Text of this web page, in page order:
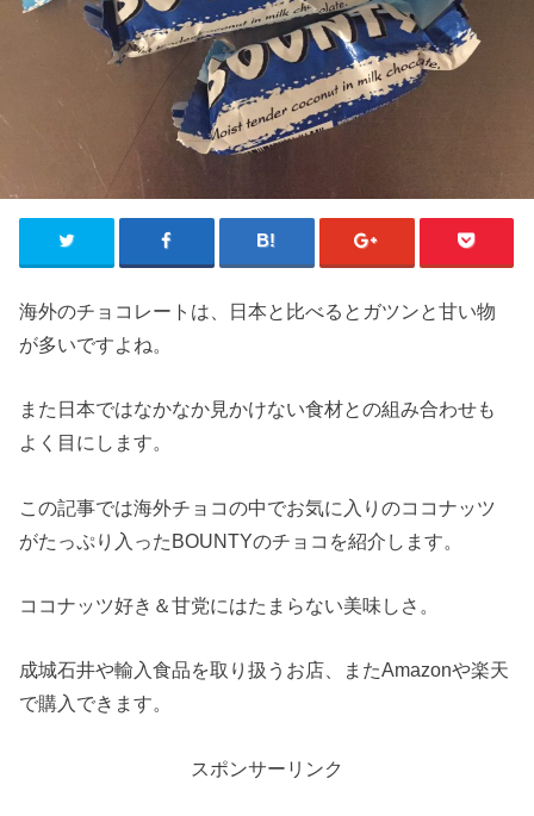
海外のチョコレートは、日本と比べるとガツンと甘い物
が多いですよね。
また日本ではなかなか見かけない食材との組み合わせも
よく目にします。
この記事では海外チョコの中でお気に入りのココナッツ
がたっぷり入ったBOUNTYのチョコを紹介します。
ココナッツ好き＆甘党にはたまらない美味しさ。
成城石井や輸入食品を取り扱うお店、またAmazonや楽天
で購入できます。
スポンサーリンク